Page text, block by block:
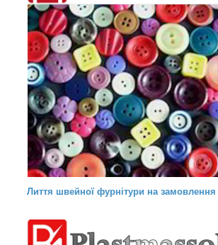
Лиття швейної фурнітури на замовлення